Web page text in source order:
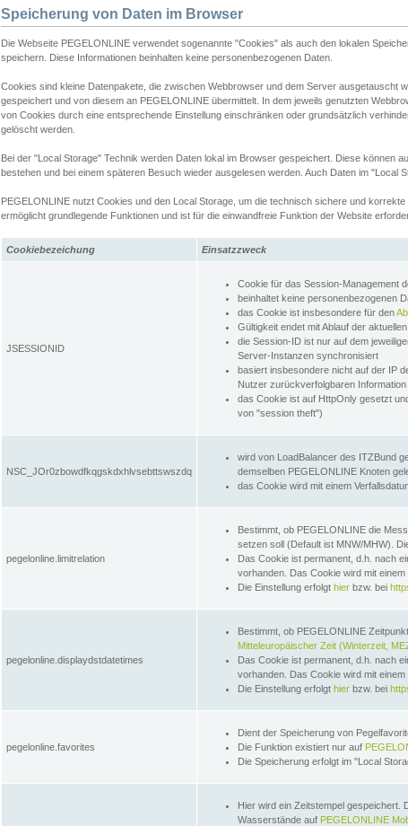
Speicherung von Daten im Browser
Die Webseite PEGELONLINE verwendet sogenannte "Cookies" als auch den lokalen
speichern. Diese Informationen beinhalten keine personenbezogenen Daten.
Cookies sind kleine Datenpakete, die zwischen Webbrowser und dem Server ausgetauscht
gespeichert und von diesem an PEGELONLINE übermittelt. In dem jeweils genutzten
von Cookies durch eine entsprechende Einstellung einschränken oder grundsätzlich
gelöscht werden.
Bei der "Local Storage" Technik werden Daten lokal im Browser gespeichert. Diese können
bestehen und bei einem späteren Besuch wieder ausgelesen werden. Auch Daten im "Local
PEGELONLINE nutzt Cookies und den Local Storage, um die technisch sichere und
ermöglicht grundlegende Funktionen und ist für die einwandfreie Funktion der Website
Cookiebezeichung Einsatzzweck
JSESSIONID
Cookie für das Session-Management
beinhaltet keine personenbezogenen
das Cookie ist insbesondere für den
Gültigkeit endet mit Ablauf der
die Session-ID ist nur auf dem
Server-Instanzen synchronisiert
basiert insbesondere nicht auf der IP
Nutzer zurückverfolgbaren Information
das Cookie ist auf HttpOnly gesetzt
von "session theft")
NSC_JOr0zbowdfkqgskdxhlvsebttswszdq
wird von LoadBalancer des ITZBund
demselben PEGELONLINE Knoten
das Cookie wird mit einem
pegelonline.limitrelation
Bestimmt, ob PEGELONLINE die
setzen soll (Default ist MNW/MHW).
Das Cookie ist permanent, d.h. nach
vorhanden. Das Cookie wird mit
Die Einstellung erfolgt hier bzw. bei
pegelonline.displaydstdatetimes
Bestimmt, ob PEGELONLINE
Mitteleuropäischer Zeit (Winterzeit,
Das Cookie ist permanent, d.h. nach
vorhanden. Das Cookie wird mit
Die Einstellung erfolgt hier bzw. bei
pegelonline.favorites
Dient der Speicherung von
Die Funktion existiert nur auf
Die Speicherung erfolgt im "Local
Hier wird ein Zeitstempel gespeichert.
Wasserstände auf PEGELONLINE